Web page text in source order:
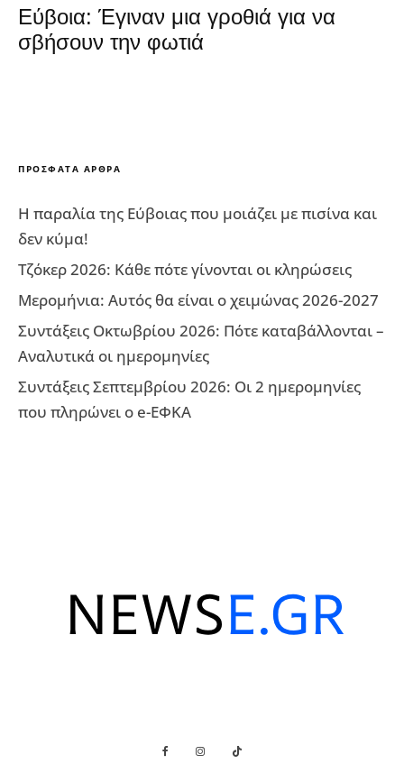
Εύβοια: Έγιναν μια γροθιά για να
σβήσουν την φωτιά
ΠΡΌΣΦΑΤΑ ΆΡΘΡΑ
Η παραλία της Εύβοιας που μοιάζει με πισίνα και
δεν κύμα!
Τζόκερ 2026: Κάθε πότε γίνονται οι κληρώσεις
Μερομήνια: Αυτός θα είναι ο χειμώνας 2026-2027
Συντάξεις Οκτωβρίου 2026: Πότε καταβάλλονται –
Αναλυτικά οι ημερομηνίες
Συντάξεις Σεπτεμβρίου 2026: Οι 2 ημερομηνίες
που πληρώνει ο e-ΕΦΚΑ